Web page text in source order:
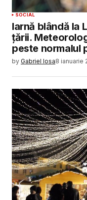
SOCIAL
Iarnă blândă la
țării.
peste normalul
by Gabriel Iosa8 ianuarie